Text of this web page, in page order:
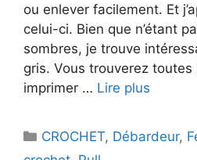
ou enlever facilement. Et
celui-ci. Bien que n’étant
sombres, je trouve
gris. Vous trouverez
imprimer … Lire plus
Catégories
CROCHET, Débardeur,